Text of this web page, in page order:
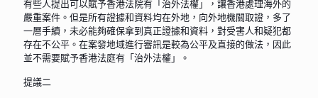
有些人提出可以賦予香港法院有「治外法權」，讓香港處理海外的
嚴重案件。但是所有證據和資料均在外地，向外地機關取證，多了
一層手續，未必能夠確保拿到真正證據和資料，對受害人和疑犯都
存在不公平。在案發地域進行審訊是較為公平及直接的做法，因此
並不需要賦予香港法庭有「治外法權」。
提議二